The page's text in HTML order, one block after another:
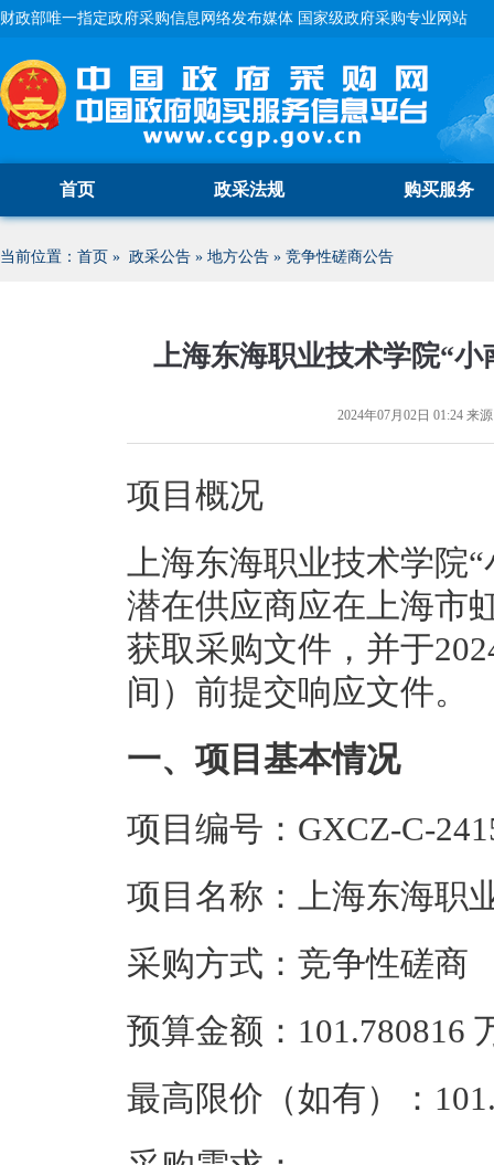
财政部唯一指定政府采购信息网络发布媒体 国家级政府采购专业网站
首页 政采法规 购买服务
当前位置： 首页 » 政采公告 » 地方公告 » 竞争性磋商公告
上海东海职业技术学院“
2024年07月02日 01:24 来
项目概况
上海东海职业技术学院
潜在供应商应在上海市
获取采购文件，并于
间）前提交响应文件。
一、项目基本情况
项目编号：GXCZ-C-
项目名称：上海东海职
采购方式：竞争性磋商
预算金额：101.780816
最高限价（如有）：